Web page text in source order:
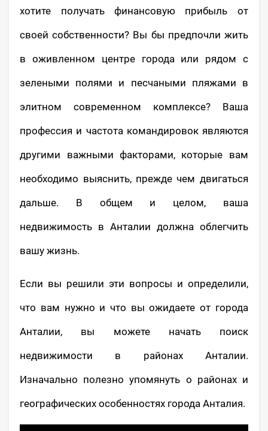
хотите получать финансовую прибыль от
своей собственности? Вы бы предпочли жить
в оживленном центре города или рядом с
зелеными полями и песчаными пляжами в
элитном современном комплексе? Ваша
профессия и частота командировок являются
другими важными факторами, которые вам
необходимо выяснить, прежде чем двигаться
дальше. В общем и целом, ваша
недвижимость в Анталии должна облегчить
вашу жизнь.
Если вы решили эти вопросы и определили,
что вам нужно и что вы ожидаете от города
Анталии, вы можете начать поиск
недвижимости в районах Анталии.
Изначально полезно упомянуть о районах и
географических особенностях города Анталия.